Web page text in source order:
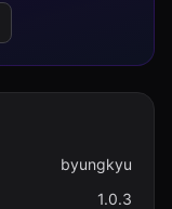
byungkyu
1.0.3